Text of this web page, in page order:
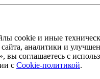
cookie и иные
аналитики и
вы соглашаетесь с
с Cookie-политикой.